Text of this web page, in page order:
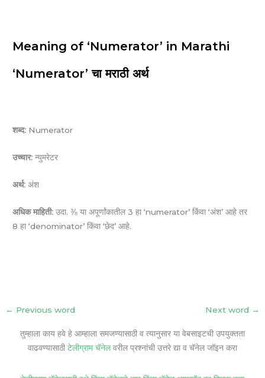
Meaning of ‘Numerator’ in Marathi
‘Numerator’ चा मराठी अर्थ
शब्द: Numerator
उच्चार: न्युमरेटर
अर्थ: अंश
अधिक माहिती: उदा. ⅜ या अपूर्णांकातील 3 हा ‘numerator’ किंवा ‘अंश’ आहे तर
8 हा ‘denominator’ किंवा ‘छेद’ आहे.
← Previous word Next word →
तुम्हाला काय हवे हे आम्हाला समजण्यासाठी व त्यानुसार या वेबसाइटची उपयुक्तता
वाढवण्यासाठी टेलीग्राम चॅनेलवरील प्रश्नांची उत्तरे द्या व चॅनेल जॉइन करा